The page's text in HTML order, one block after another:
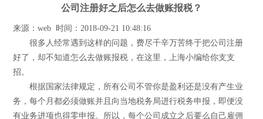
公司注册好之后怎么去做账报税？
来源：web 时间：2018-09-21 10:48:16
很多人经常遇到这样的问题，费尽千辛万苦终于把公司注册
好了，却不知道怎么去做账报税，在这里，上海小编给你支支
招。
根据国家法律规定，所有公司不管你是盈利还是没有产生业
务，每个月都必须做账并且向当地税务局进行税务申报，即便没
有业务进项也得零申报。所以，每个公司成立之后要么自己雇佣